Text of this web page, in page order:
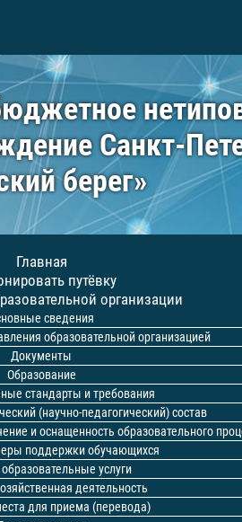
Санкт-
берег»
Главная
путёвку
организации
сведения
образовательной организацией
Документы
Образование
стандарты и требования
(научно-педагогический) состав
и оснащенность образовательного
поддержки обучающихся
услуги
деятельность
для приема (перевода)